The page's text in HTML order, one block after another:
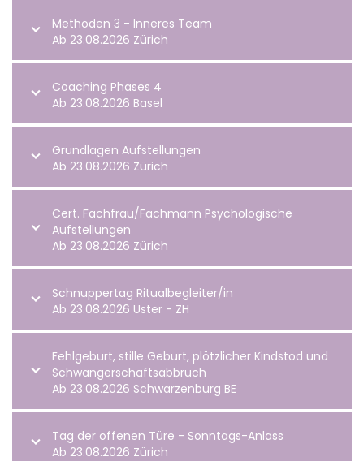
Methoden 3 - Inneres Team
Ab 23.08.2026 Zürich
Coaching Phases 4
Ab 23.08.2026 Basel
Grundlagen Aufstellungen
Ab 23.08.2026 Zürich
Cert. Fachfrau/Fachmann Psychologische
Aufstellungen
Ab 23.08.2026 Zürich
Schnuppertag Ritualbegleiter/in
Ab 23.08.2026 Uster - ZH
Fehlgeburt, stille Geburt, plötzlicher Kindstod und
Schwangerschaftsabbruch
Ab 23.08.2026 Schwarzenburg BE
Tag der offenen Türe - Sonntags-Anlass
Ab 23.08.2026 Zürich